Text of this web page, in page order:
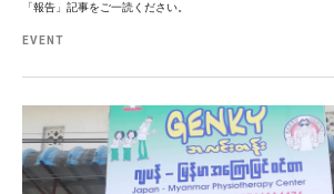
「報告」記事をご一読ください。
EVENT